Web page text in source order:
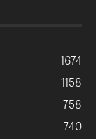
1674
1158
758
740